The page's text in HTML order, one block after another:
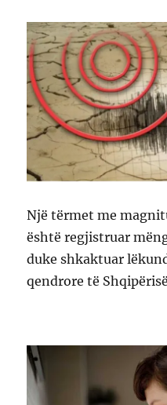
Një tërmet me
është regjistruar
duke shkaktuar
qendrore të